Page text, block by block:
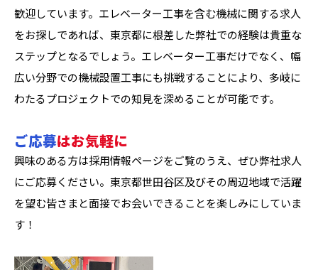
歓迎しています。エレベーター工事を含む機械に関する求人
をお探しであれば、東京都に根差した弊社での経験は貴重な
ステップとなるでしょう。エレベーター工事だけでなく、幅
広い分野での機械設置工事にも挑戦することにより、多岐に
わたるプロジェクトでの知見を深めることが可能です。
ご応募はお気軽に
興味のある方は採用情報ページをご覧のうえ、ぜひ弊社求人
にご応募ください。東京都世田谷区及びその周辺地域で活躍
を望む皆さまと面接でお会いできることを楽しみにしていま
す！